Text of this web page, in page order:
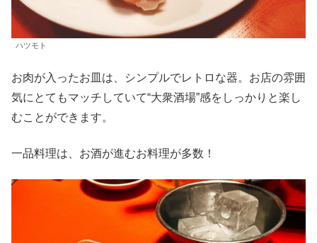
ハツモト
お肉が入ったお皿は、シンプルでレトロな器。お店の雰囲
気にとてもマッチしていて“大衆酒場”感をしっかりと楽し
むことができます。
一品料理は、お酒が進むお料理が多数！